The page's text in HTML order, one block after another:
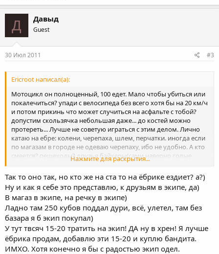
Д Давыд
Guest
30 Июл 2011 #3
Ericroot написал(а):
Мотоцикл он полноценный, 100 едет. Мало чтобы убиться или
покалечиться? упади с велосипеда без всего хотя бы на 20 км/ч
и потом прикинь что может случиться на асфальте с тобой?
допустим скользячка небольшая даже... до костей можно
протереть... Лучше не советую играться с этим делом. Лично
катаю на ебре: колени, черепаха, шлем, перчатки. иногда если
по магазам в городе не одеваю черепаху, ибо не удобно. А кто
смеется? пешеходы? друзья байкеры(сами наверно голые
ездят в сланцах)? тебе не пофиг на них скажи? мотоцикл для
себя берут, для души и наслаждаются. А это лишь часть
безопасности А вообще тут дело лично каждого, ему решать
что одевать, а что нет но все же нельзя пускать все на произвол
судьбы
Нажмите для раскрытия...
Так то оно так, но кто же на ста то на ёбрике ездиет? а?)
Ну и как я себе это представлю, к друзьям в экипе, да)
В магаз в экипе, на речку в экипе)
Ладно там 250 кубов поддал дури, всё, улетел, там без
базара я б экип покупал)
У тут твсяч 15-20 тратить на экип! ДА ну в хрен! Я лучше
ёбрика продам, добавлю эти 15-20 и куплю бандита.
ИМХО. Хотя конечно я бы с радостью экип одел.